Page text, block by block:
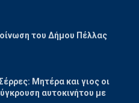
του Δήμου Πέλλας
Μητέρα και γιος οι
αυτοκινήτου με